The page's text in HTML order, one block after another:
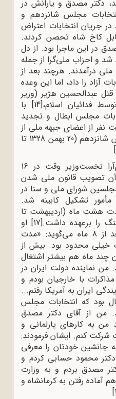
شروع شد، دکتر مصدق و یارانش در
مجلس شانزدهم و
جریان انتخابات اعتراض
کاخ شاه تحصن کردند.
در این ماجرا بود. از دل
و احزاب ملی‌گرا از جمله
درآمدند. هرچند بعد از
آزاد را داد، اما این وعده
عبدالحسین هژیر (وزیر
فدائیان اسلام،[14]
با
مجلس ابطال و تجدید
از اعضای جبهه ملی از
جمله محمد مصدق به مجلس شانزدهم (20 بهمن 1328 تا
پس از قتل حاجعلی رزم‌آرا نخست‌وزیر وقت در 16
تصویب قانون ملی شدن
شورای ملی و سنا در
تشکیل کابینه شد.
هشت ماه (اردیبهشت تا
[17]
او
درباره چرایی استعفایش بعد از 8 ماه می‌گوید: «مدت
محدود بود. بیش از
ماه هم بیشتر اشتغال
نماینده دولت ایران در
با خارجیان بودم و
ایران به آمریکا رفتم...
بود که انتخابات مجلس
من از آقای دکتر مصدق
من به کارهای پارلمانی و
شرکت کنم. ایشان فرمودند:
جانشین خودتان را معرفی
محمود حسابی کردم و
مصدق بردم و به وزارت
رفتن به کرمانشاه و